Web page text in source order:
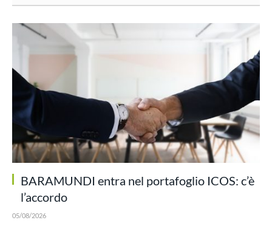
BARAMUNDI entra nel portafoglio ICOS: c’è
l’accordo
05/08/2026